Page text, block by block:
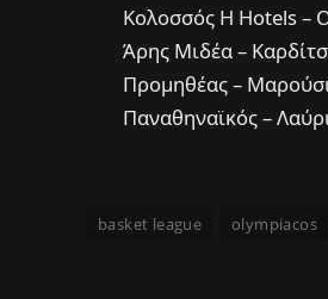
Κολοσσός H Hotels –
Άρης Μιδέα –
Προμηθέας –
Παναθηναϊκός –
basket league olympiacos